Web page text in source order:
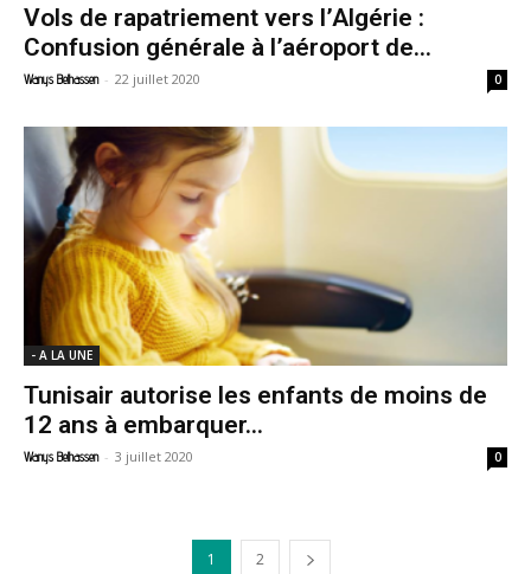
Vols de rapatriement vers l’Algérie :
Confusion générale à l’aéroport de...
Wanys Belhassen - 22 juillet 2020 0
- A LA UNE
Tunisair autorise les enfants de moins de
12 ans à embarquer...
Wanys Belhassen - 3 juillet 2020 0
1 2